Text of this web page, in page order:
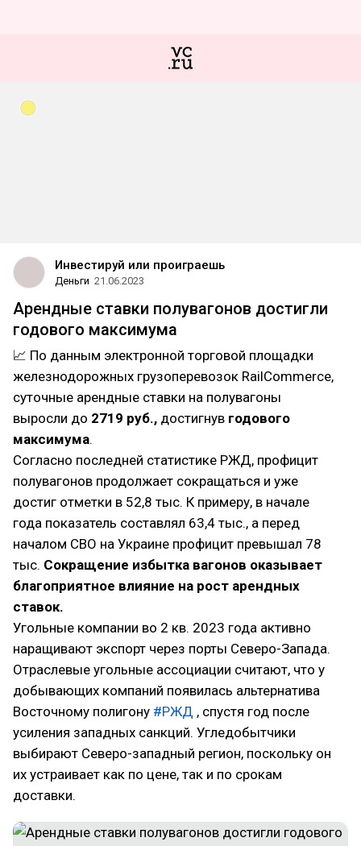
Инвестируй или проиграешь
Деньги 21.06.2023
Арендные ставки полувагонов достигли
годового максимума
📈 По данным электронной торговой площадки
железнодорожных грузоперевозок RailCommerce,
суточные арендные ставки на полувагоны
выросли до 2719 руб., достигнув годового
максимума.
Согласно последней статистике РЖД, профицит
полувагонов продолжает сокращаться и уже
достиг отметки в 52,8 тыс. К примеру, в начале
года показатель составлял 63,4 тыс., а перед
началом СВО на Украине профицит превышал 78
тыс. Сокращение избытка вагонов оказывает
благоприятное влияние на рост арендных
ставок.
Угольные компании во 2 кв. 2023 года активно
наращивают экспорт через порты Северо-Запада.
Отраслевые угольные ассоциации считают, что у
добывающих компаний появилась альтернатива
Восточному полигону #РЖД , спустя год после
усиления западных санкций. Угледобытчики
выбирают Северо-западный регион, поскольку он
их устраивает как по цене, так и по срокам
доставки.